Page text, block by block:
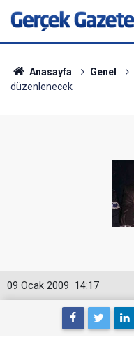
Anasayfa Genel
düzenlenecek
14:17
09 Ocak 2009